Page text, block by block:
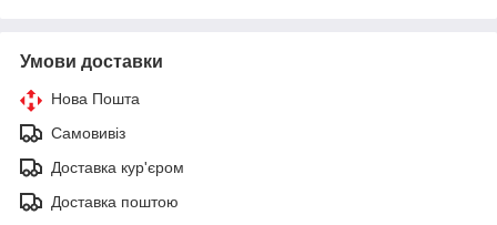
Умови доставки
Нова Пошта
Самовивіз
Доставка кур'єром
Доставка поштою